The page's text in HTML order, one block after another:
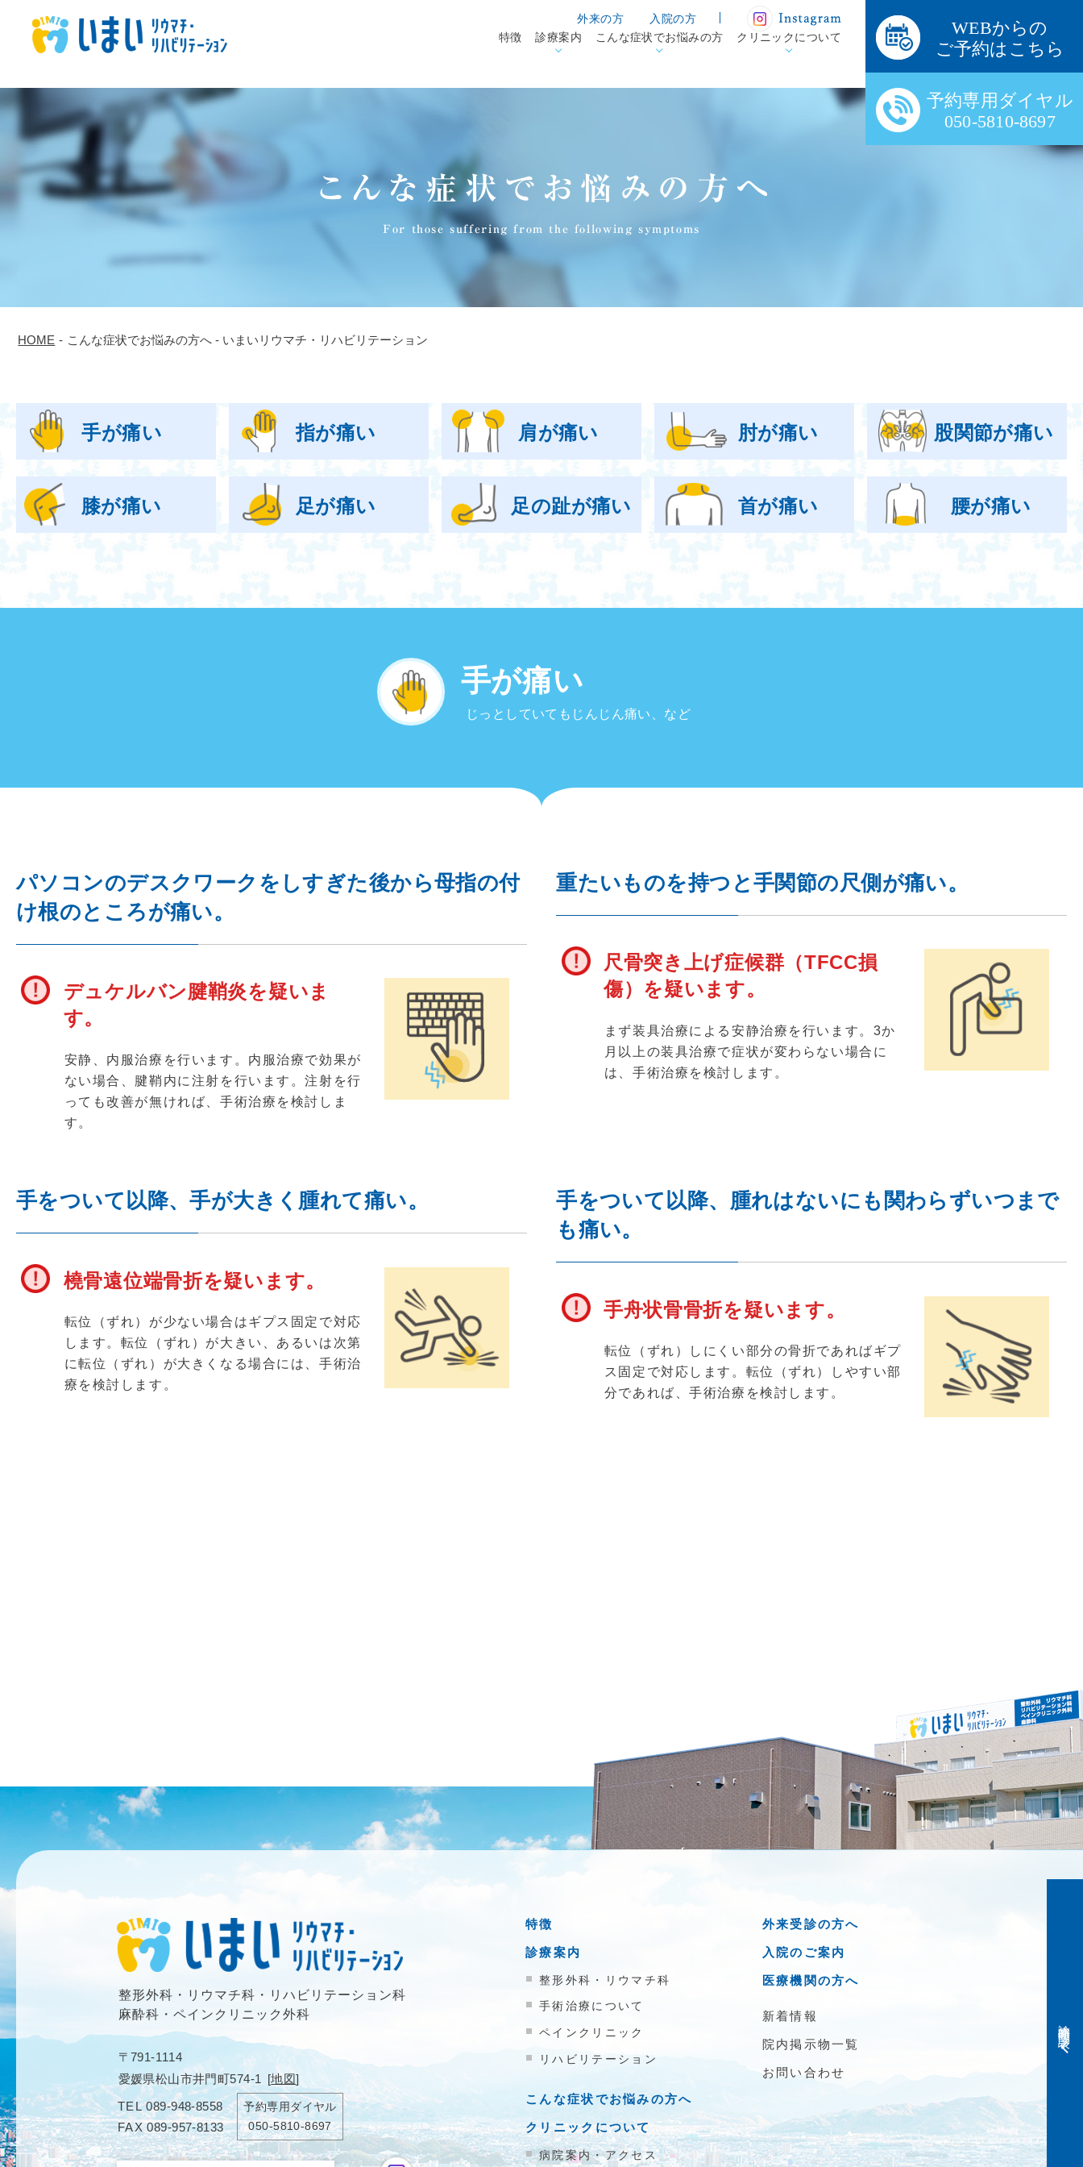
特徴 診療案内 こんな症状でお悩みの方 クリニックについて
外来の方 入院の方
WEBからの
ご予約はこちら
予約専用ダイヤル
050-5810-8697
こんな症状でお悩みの方へ
For those suffering from the following symptoms
HOME - こんな症状でお悩みの方へ - いまいリウマチ・リハビリテーション
手が痛い 指が痛い 肩が痛い 肘が痛い 股関節が痛い
膝が痛い 足が痛い 足の趾が痛い 首が痛い 腰が痛い
手が痛い
じっとしていてもじんじん痛い、など
パソコンのデスクワークをしすぎた後から母指の付
け根のところが痛い。
デュケルバン腱鞘炎を疑いま
す。
安静、内服治療を行います。内服治療で効果が
ない場合、腱鞘内に注射を行います。注射を行
っても改善が無ければ、手術治療を検討しま
す。
重たいものを持つと手関節の尺側が痛い。
尺骨突き上げ症候群（TFCC損
傷）を疑います。
まず装具治療による安静治療を行います。 3か
月以上の装具治療で症状が変わらない場合に
は、手術治療を検討します。
手をついて以降、手が大きく腫れて痛い。
橈骨遠位端骨折を疑います。
転位（ずれ）が少ない場合はギプス固定で対応
します。転位（ずれ）が大きい、あるいは次第
に転位（ずれ）が大きくなる場合には、手術治
療を検討します。
手をついて以降、腫れはないにも関わらずいつまで
も痛い。
手舟状骨骨折を疑います。
転位（ずれ）しにくい部分の骨折であればギプ
ス固定で対応します。転位（ずれ）しやすい部
分であれば、手術治療を検討します。
整形外科・リウマチ科・リハビリテーション科
麻酔科・ペインクリニック外科
〒791-1114
愛媛県松山市井門町574-1 [地図]
TEL 089-948-8558
FAX 089-957-8133
予約専用ダイヤル
050-5810-8697
特徴
診療案内
整形外科・リウマチ科
手術治療について
ペインクリニック
リハビリテーション
こんな症状でお悩みの方へ
クリニックについて
病院案内・アクセス
外来受診の方へ
入院のご案内
医療機関の方へ
新着情報
院内掲示物一覧
お問い合わせ